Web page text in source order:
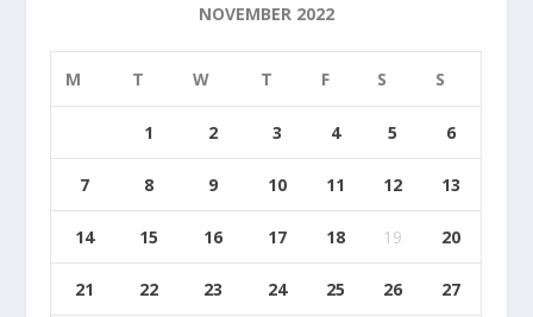
NOVEMBER 2022
M T W T F S S
1 2 3 4 5 6
7 8 9 10 11 12 13
14 15 16 17 18 19 20
21 22 23 24 25 26 27